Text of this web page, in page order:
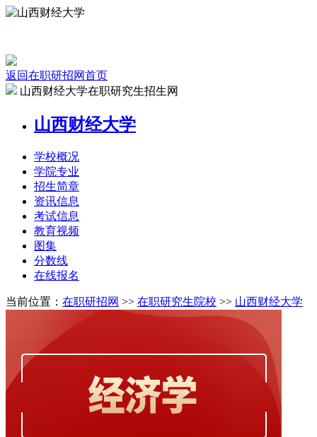
返回在职研招网首页
山西财经大学在职研究生招生网
山西财经大学
学校概况
学院专业
招生简章
资讯信息
考试信息
教育视频
图集
分数线
在线报名
当前位置： 在职研招网 >> 在职研究生院校 >> 山西财经大学